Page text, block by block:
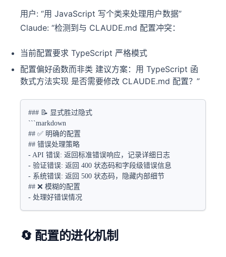
用户: “用 JavaScript 写个类来处理用户数据”
Claude: “检测到与 CLAUDE.md 配置冲突：
当前配置要求 TypeScript 严格模式
配置偏好函数而非类 建议方案：用 TypeScript 函
数式方法实现 是否需要修改 CLAUDE.md 配置？”
### 📝 显式胜过隐式
```markdown
## ✅ 明确的配置
## 错误处理策略
- API 错误: 返回标准错误响应，记录详细日志
- 验证错误: 返回 400 状态码和字段级错误信息
- 系统错误: 返回 500 状态码，隐藏内部细节
## ❌ 模糊的配置
- 处理好错误情况
🔄 配置的进化机制